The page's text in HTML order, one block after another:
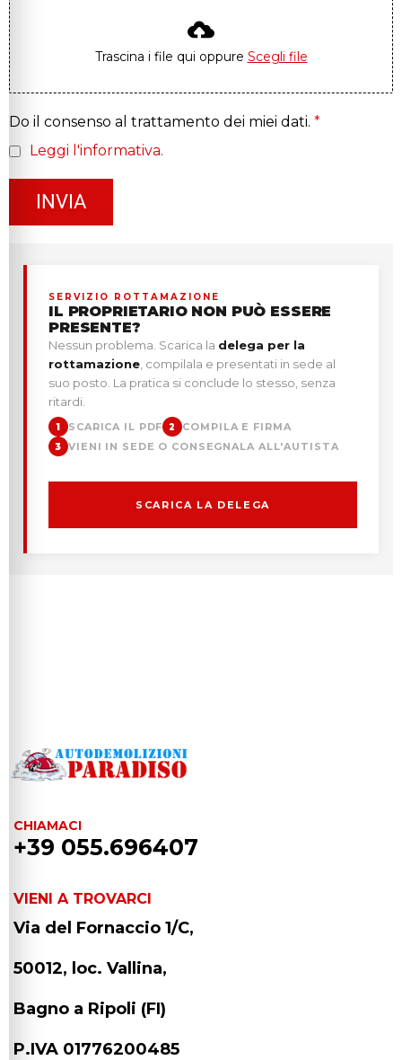
Trascina i file qui oppure Scegli file
Do il consenso al trattamento dei miei dati. *
Leggi l'informativa.
INVIA
SERVIZIO ROTTAMAZIONE
IL PROPRIETARIO NON PUÒ ESSERE
PRESENTE?
Nessun problema. Scarica la delega per la
rottamazione , compilala e presentati in sede al
suo posto. La pratica si conclude lo stesso, senza
ritardi.
1 SCARICA IL PDF 2 COMPILA E FIRMA
3 VIENI IN SEDE O CONSEGNALA ALL'AUTISTA
SCARICA LA DELEGA
CHIAMACI
+39 055.696407
VIENI A TROVARCI
Via del Fornaccio 1/C,
50012, loc. Vallina,
Bagno a Ripoli (FI)
P.IVA 01776200485